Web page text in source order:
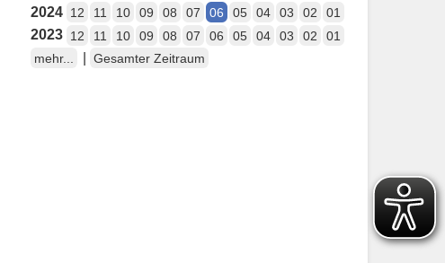
2024 12 11 10 09 08 07 06 05 04 03 02 01
2023 12 11 10 09 08 07 06 05 04 03 02
01
mehr...
Gesamter Zeitraum